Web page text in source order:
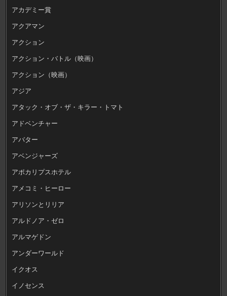
アカデミー賞
アクアマン
アクション
アクション・バトル（映画）
アクション（映画）
アジア
アタック・オブ・ザ・キラー・トマト
アドベンチャー
アバター
アベンジャーズ
アポカリプスホテル
アメコミ・ヒーロー
アリソンとリリア
アルドノア・ゼロ
アルマゲドン
アンダーワールド
イクオス
イノセンス